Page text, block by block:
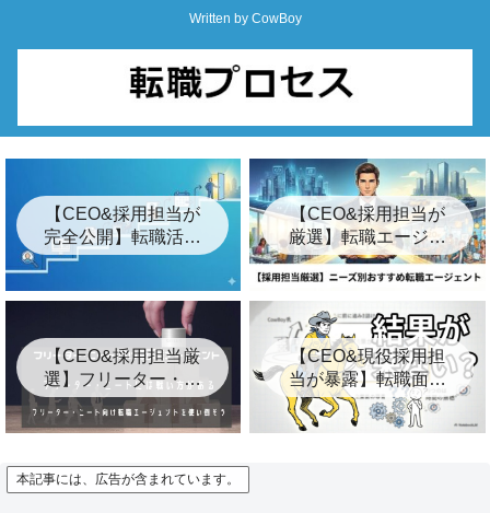
Written by CowBoy
【CEO&採用担当が
完全公開】転職活動
の始め方ロードマッ
順」
【CEO&採用担当が
厳選】転職エージェ
ントおすすめ24選&
裏事情【2026年最
【CEO&採用担当厳
選】フリーター・ニ
ート向けおすすめ転
職エージェント8選
【CEO&現役採用担
当が暴露】転職面接
の結果が遅い3つの裏
事情とは？【キー
本記事には、広告が含まれています。